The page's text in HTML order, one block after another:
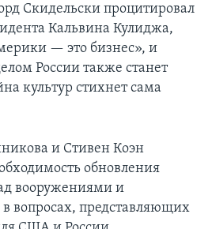
Скидельски процитировал
Кальвина Кулиджа,
— это бизнес», и
России также станет
культур стихнет сама
и Стивен Коэн
обновления
вооружениями и
вопросах, представляющих